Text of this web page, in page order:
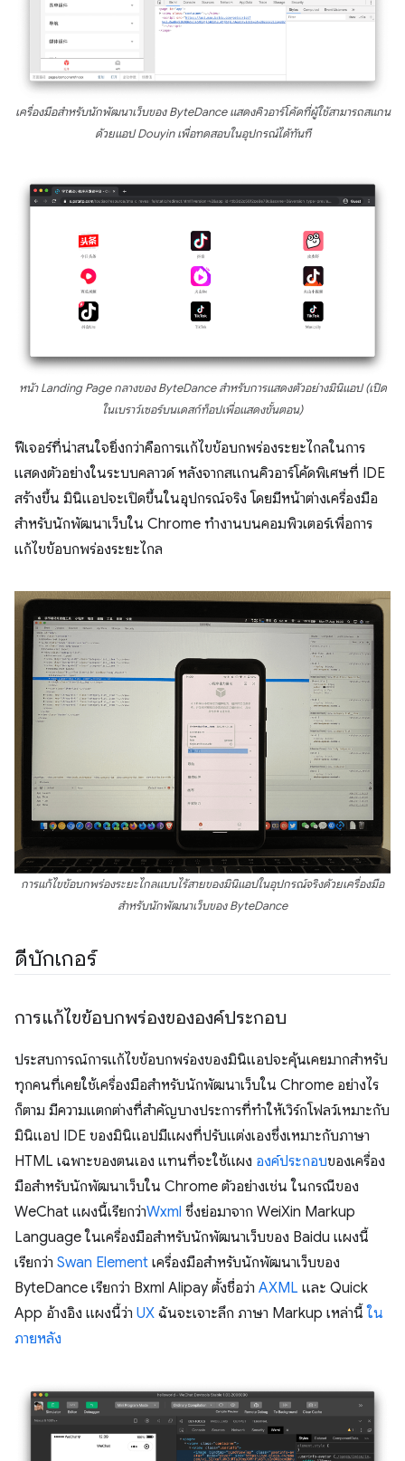
เครื่องมือสำหรับนักพัฒนาเว็บของ ByteDance แสดงคิวอาร์โค้ดที่ผู้ใช้สามารถสแกน
ด้วยแอป Douyin เพื่อทดสอบในอุปกรณ์ได้ทันที
หน้า Landing Page กลางของ ByteDance สำหรับการแสดงตัวอย่างมินิแอป (เปิด
ในเบราว์เซอร์บนเดสก์ท็อปเพื่อแสดงขั้นตอน)
ฟีเจอร์ที่น่าสนใจยิ่งกว่าคือการแก้ไขข้อบกพร่องระยะไกลในการ
แสดงตัวอย่างในระบบคลาวด์ หลังจากสแกนคิวอาร์โค้ดพิเศษที่ IDE
สร้างขึ้น มินิแอปจะเปิดขึ้นในอุปกรณ์จริง โดยมีหน้าต่างเครื่องมือ
สำหรับนักพัฒนาเว็บใน Chrome ทำงานบนคอมพิวเตอร์เพื่อการ
แก้ไขข้อบกพร่องระยะไกล
การแก้ไขข้อบกพร่องระยะไกลแบบไร้สายของมินิแอปในอุปกรณ์จริงด้วยเครื่องมือ
สำหรับนักพัฒนาเว็บของ ByteDance
ดีบักเกอร์
การแก้ไขข้อบกพร่องขององค์ประกอบ
ประสบการณ์การแก้ไขข้อบกพร่องของมินิแอปจะคุ้นเคยมากสำหรับ
ทุกคนที่เคยใช้เครื่องมือสำหรับนักพัฒนาเว็บใน Chrome อย่างไร
ก็ตาม มีความแตกต่างที่สำคัญบางประการที่ทำให้เวิร์กโฟลว์เหมาะกับ
มินิแอป IDE ของมินิแอปมีแผงที่ปรับแต่งเองซึ่งเหมาะกับภาษา
HTML เฉพาะของตนเอง แทนที่จะใช้แผง องค์ประกอบของเครื่อง
มือสำหรับนักพัฒนาเว็บใน Chrome ตัวอย่างเช่น ในกรณีของ
WeChat แผงนี้เรียกว่าWxml ซึ่งย่อมาจาก WeiXin Markup
Language ในเครื่องมือสำหรับนักพัฒนาเว็บของ Baidu แผงนี้
เรียกว่า Swan Element เครื่องมือสำหรับนักพัฒนาเว็บของ
ByteDance เรียกว่า Bxml Alipay ตั้งชื่อว่า AXML และ Quick
App อ้างอิง แผงนี้ว่า UX ฉันจะเจาะลึก ภาษา Markup เหล่านี้ ใน
ภายหลัง